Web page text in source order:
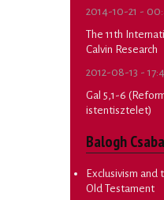
2014-10-21 -
The 11th
Calvin Research
2012-08-13 -
Gal 5,1-6
istentisztelet)
Balogh
Exclusivism and
Old Testament